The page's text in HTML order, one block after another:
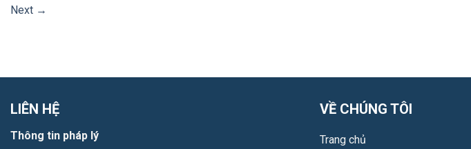
Next →
LIÊN HỆ
Thông tin pháp lý
VỀ CHÚNG TÔI
Trang chủ